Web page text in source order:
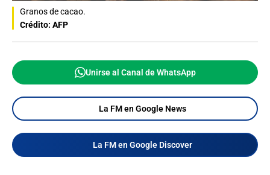
Granos de cacao.
Crédito: AFP
Unirse al Canal de WhatsApp
La FM en Google News
La FM en Google Discover